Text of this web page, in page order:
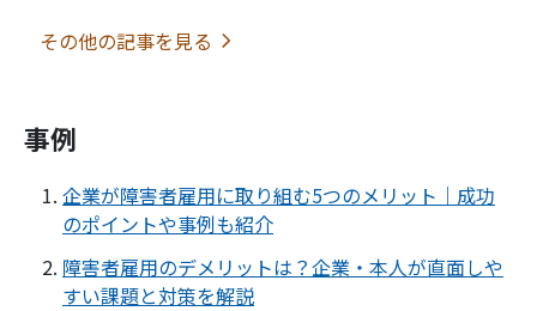
その他の記事を見る
事例
企業が障害者雇用に取り組む5つのメリット｜成功
のポイントや事例も紹介
障害者雇用のデメリットは？企業・本人が直面しや
すい課題と対策を解説